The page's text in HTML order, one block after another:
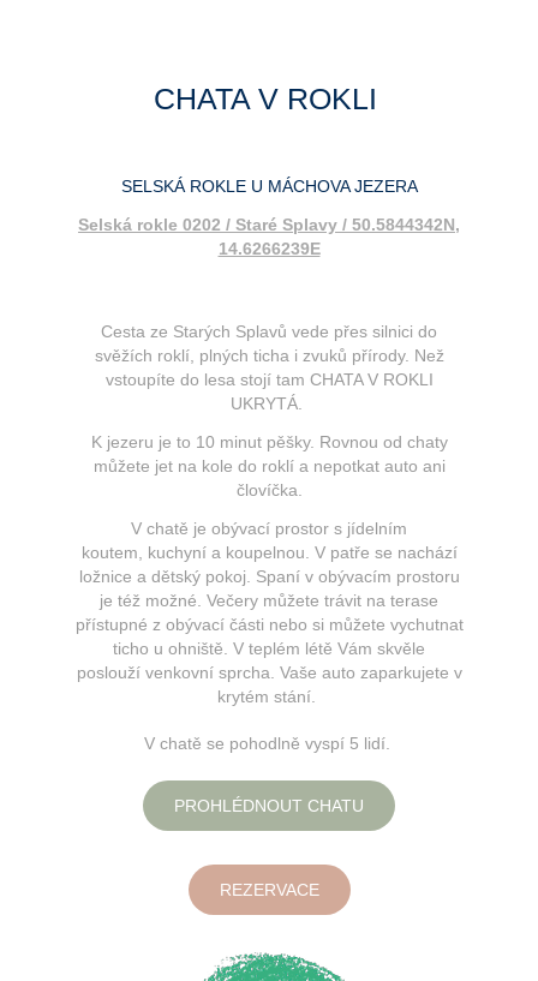
CHATA V ROKLI
SELSKÁ ROKLE U MÁCHOVA JEZERA
Selská rokle 0202 / Staré Splavy / 50.5844342N,
14.6266239E
Cesta ze Starých Splavů vede přes silnici do
svěžích roklí, plných ticha i zvuků přírody. Než
vstoupíte do lesa stojí tam CHATA V ROKLI
UKRYTÁ.
K jezeru je to 10 minut pěšky. Rovnou od chaty
můžete jet na kole do roklí a nepotkat auto ani
človíčka.
V chatě je obývací prostor s jídelním
koutem, kuchyní a koupelnou. V patře se nachází
ložnice a dětský pokoj. Spaní v obývacím prostoru
je též možné. Večery můžete trávit na terase
přístupné z obývací části nebo si můžete vychutnat
ticho u ohniště. V teplém létě Vám skvěle
poslouží venkovní sprcha. Vaše auto zaparkujete v
krytém stání.
V chatě se pohodlně vyspí 5 lidí.
PROHLÉDNOUT CHATU
REZERVACE